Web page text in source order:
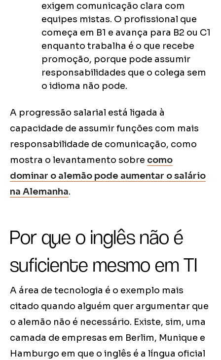
exigem comunicação clara com
equipes mistas. O profissional que
começa em B1 e avança para B2 ou C1
enquanto trabalha é o que recebe
promoção, porque pode assumir
responsabilidades que o colega sem
o idioma não pode.
A progressão salarial está ligada à
capacidade de assumir funções com mais
responsabilidade de comunicação, como
mostra o levantamento sobre como
dominar o alemão pode aumentar o salário
na Alemanha.
Por que o inglês não é
suficiente mesmo em TI
A área de tecnologia é o exemplo mais
citado quando alguém quer argumentar que
o alemão não é necessário. Existe, sim, uma
camada de empresas em Berlim, Munique e
Hamburgo em que o inglês é a língua oficial